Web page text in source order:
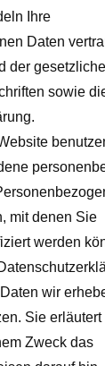
Ihre
Daten
der
sowie
mit denen Sie
werden
wir
Sie erläutert
Zweck das